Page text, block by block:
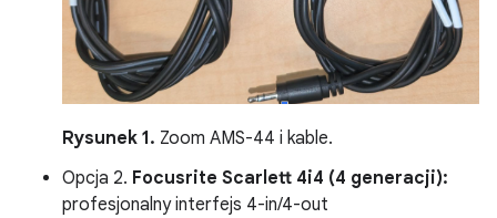
Rysunek 1. Zoom AMS-44 i kable.
Opcja 2. Focusrite Scarlett 4i4 (4 generacji):
profesjonalny interfejs 4-in/4-out